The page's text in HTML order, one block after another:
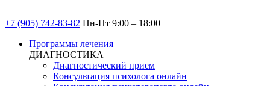
+7 (905) 742-83-82 Пн-Пт 9:00 – 18:00
Программы лечения
ДИАГНОСТИКА
Диагностический прием
Консультация психолога онлайн